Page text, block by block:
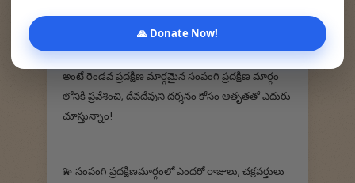
💫 మనకి తెలియకుండానే మనమిప్పుడు ఆలయంలోనికి,
అంటే రెండవ ప్రదక్షిణ మార్గమైన సంపంగి ప్రదక్షిణ మార్గం
లోనికి ప్రవేశించి, దేవదేవుని దర్శనం కోసం ఆతృతతో ఎదురు
చూస్తున్నాం!
💫 సంపంగి ప్రదక్షిణమార్గంలో ఎందరో రాజులు, చక్రవర్తులు
🙏 Donate Now!